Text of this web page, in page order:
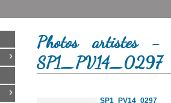
›
›
Photos artistes
SP1_PV14_0297
SP1_PV14_0297